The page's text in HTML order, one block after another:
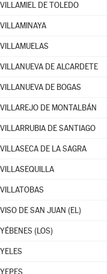
VILLAMIEL DE TOLEDO
VILLAMINAYA
VILLAMUELAS
VILLANUEVA DE ALCARDETE
VILLANUEVA DE BOGAS
VILLAREJO DE MONTALBÁN
VILLARRUBIA DE SANTIAGO
VILLASECA DE LA SAGRA
VILLASEQUILLA
VILLATOBAS
VISO DE SAN JUAN (EL)
YÉBENES (LOS)
YELES
YEPES